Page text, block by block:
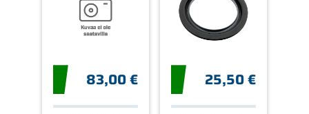
83,00 € 25,50 €